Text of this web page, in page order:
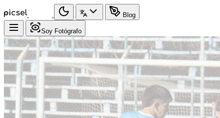
Blog
Soy Fotógrafo